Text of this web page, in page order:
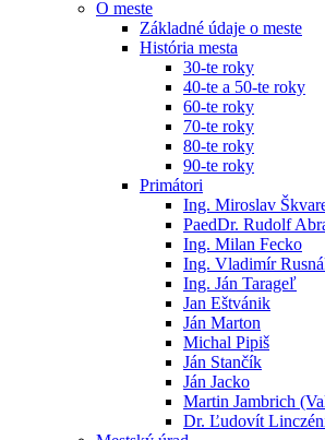
O meste
Základné údaje o meste
História mesta
30-te roky
40-te a 50-te roky
60-te roky
70-te roky
80-te roky
90-te roky
Primátori
Ing. Miroslav
PaedDr. Rudolf
Ing. Milan Fecko
Ing. Vladimír
Ing. Ján Tarageľ
Jan Eštvánik
Ján Marton
Michal Pipiš
Ján Stančík
Ján Jacko
Martin Jambrich
Dr. Ľudovít